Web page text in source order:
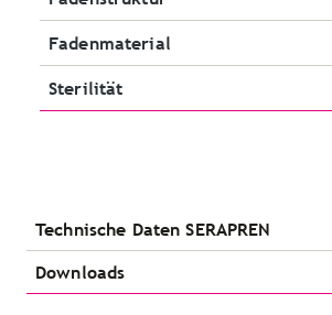
Fadenmaterial
Sterilität
Technische Daten SERAPREN
Downloads